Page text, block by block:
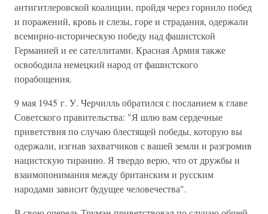
антигитлеровской коалиции, пройдя через горнило побед
и поражений, кровь и слезы, горе и страдания, одержали
всемирно-историческую победу над фашистской
Германией и ее сателлитами. Красная Армия также
освободила немецкий народ от фашистского
порабощения.
9 мая 1945 г. У. Черчилль обратился с посланием к главе
Советского правительства: "Я шлю вам сердечные
приветствия по случаю блестящей победы, которую вы
одержали, изгнав захватчиков с вашей земли и разгромив
нацистскую тиранию. Я твердо верю, что от дружбы и
взаимопонимания между британским и русским
народами зависит будущее человечества".